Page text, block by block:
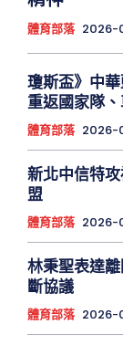
體育部落 2026-
瓊斯盃》中
重返國家隊
體育部落 2026-
新北中信特
盟
體育部落 2026-
林秉聖表達
斷協議
體育部落 2026-